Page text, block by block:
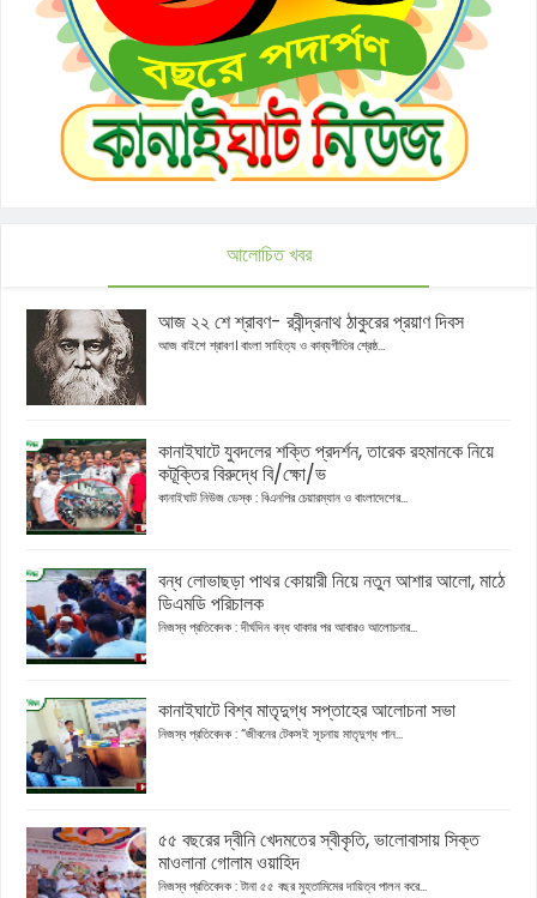
আলোচিত খবর
আজ ২২ শে শ্রাবণ- রবীন্দ্রনাথ ঠাকুরের প্রয়াণ দিবস
আজ বাইশে শ্রাবণ। বাংলা সাহিত্য ও কাব্যগীতির শ্রেষ্ঠ...
কানাইঘাটে যুবদলের শক্তি প্রদর্শন, তারেক রহমানকে নিয়ে
কটূক্তির বিরুদ্ধে বি/ক্ষো/ভ
কানাইঘাট নিউজ ডেস্ক : বিএনপির চেয়ারম্যান ও বাংলাদেশের...
বন্ধ লোভাছড়া পাথর কোয়ারী নিয়ে নতুন আশার আলো, মাঠে
ডিএমডি পরিচালক
নিজস্ব প্রতিবেদক : দীর্ঘদিন বন্ধ থাকার পর আবারও আলোচনার...
কানাইঘাটে বিশ্ব মাতৃদুগ্ধ সপ্তাহের আলোচনা সভা
নিজস্ব প্রতিবেদক : “জীবনের টেকসই সূচনায় মাতৃদুগ্ধ পান...
৫৫ বছরের দ্বীনি খেদমতের স্বীকৃতি, ভালোবাসায় সিক্ত
মাওলানা গোলাম ওয়াহিদ
নিজস্ব প্রতিবেদক : টানা ৫৫ বছর মুহতামিমের দায়িত্ব পালন করে...